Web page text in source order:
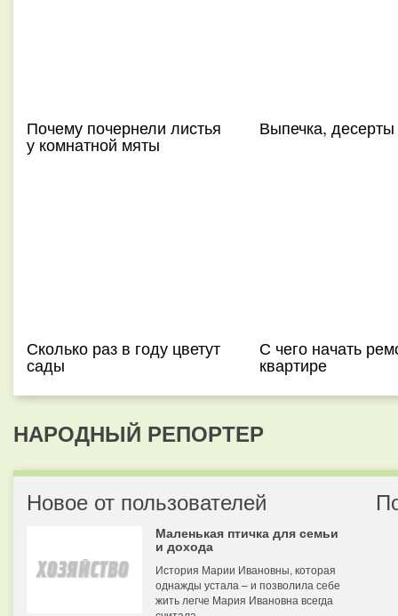
Почему почернели листья
у комнатной мяты
Выпечка, десерты
Сколько раз в году цветут
сады
С чего начать
квартире
НАРОДНЫЙ РЕПОРТЕР
Новое от пользователей
Маленькая птичка для семьи
и дохода
История Марии Ивановны, которая
однажды устала – и позволила себе
жить легче Мария Ивановна всегда